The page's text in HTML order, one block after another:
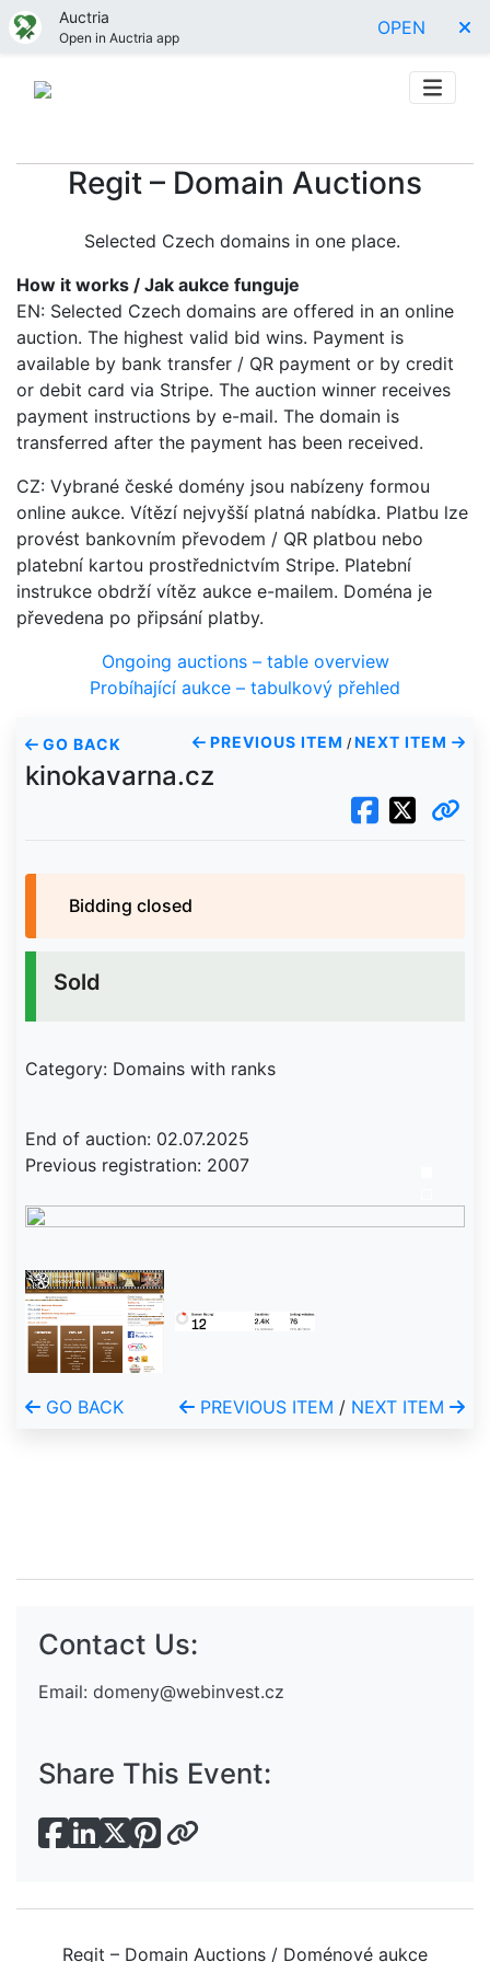
Auctria
Open in Auctria app OPEN
Regit – Domain Auctions
Selected Czech domains in one place.
How it works / Jak aukce funguje
EN: Selected Czech domains are offered in an online
auction. The highest valid bid wins. Payment is
available by bank transfer / QR payment or by credit
or debit card via Stripe. The auction winner receives
payment instructions by e-mail. The domain is
transferred after the payment has been received.
CZ: Vybrané české domény jsou nabízeny formou
online aukce. Vítězí nejvyšší platná nabídka. Platbu lze
provést bankovním převodem / QR platbou nebo
platební kartou prostřednictvím Stripe. Platební
instrukce obdrží vítěz aukce e-mailem. Doména je
převedena po připsání platby.
Ongoing auctions – table overview
Probíhající aukce – tabulkový přehled
GO BACK PREVIOUS ITEM / NEXT ITEM
kinokavarna.cz
Bidding closed
Sold
Category: Domains with ranks
End of auction: 02.07.2025
Previous registration: 2007
GO BACK PREVIOUS ITEM / NEXT ITEM
Contact Us:
Email: domeny@webinvest.cz
Share This Event:
Regit – Domain Auctions / Doménové aukce